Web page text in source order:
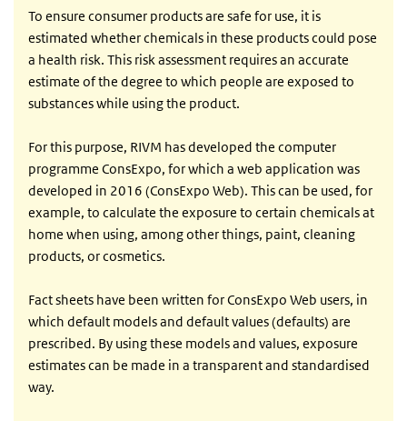
To ensure consumer products are safe for use, it is
estimated whether chemicals in these products could pose
a health risk. This risk assessment requires an accurate
estimate of the degree to which people are exposed to
substances while using the product.
For this purpose, RIVM has developed the computer
programme ConsExpo, for which a web application was
developed in 2016 (ConsExpo Web). This can be used, for
example, to calculate the exposure to certain chemicals at
home when using, among other things, paint, cleaning
products, or cosmetics.
Fact sheets have been written for ConsExpo Web users, in
which default models and default values (defaults) are
prescribed. By using these models and values, exposure
estimates can be made in a transparent and standardised
way.